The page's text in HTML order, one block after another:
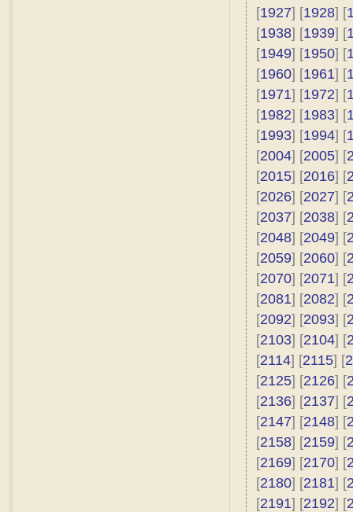
[1927] [1928] [
[1938] [1939] [
[1949] [1950] [
[1960] [1961] [
[1971] [1972] [
[1982] [1983] [
[1993] [1994] [
[2004] [2005] [
[2015] [2016] [
[2026] [2027] [
[2037] [2038] [
[2048] [2049] [
[2059] [2060] [
[2070] [2071] [
[2081] [2082] [
[2092] [2093] [
[2103] [2104] [
[2114] [2115] [
[2125] [2126] [
[2136] [2137] [
[2147] [2148] [
[2158] [2159] [
[2169] [2170] [
[2180] [2181] [
[2191] [2192] [